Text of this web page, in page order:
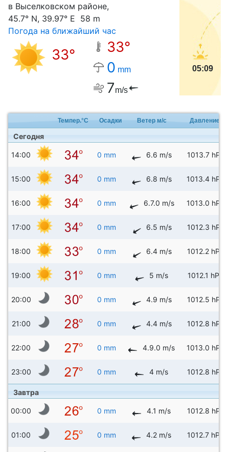
в Выселковском районе,
45.7° N, 39.97° E 58 m
Погода на ближайший час
33°
33°
0 mm
7m/s
05:09
Темпер.°C Осадки Ветер м/с Давление
Сегодня
14:00 0 mm 6.6 m/s 1013.7 hPa
15:00 0 mm 6.8 m/s 1013.4 hPa
16:00 0 mm 6.7.0 m/s 1013.0 hPa
17:00 0 mm 6.5 m/s 1012.3 hPa
18:00 0 mm 6.4 m/s 1012.2 hPa
19:00 0 mm 5 m/s 1012.1 hPa
20:00 0 mm 4.9 m/s 1012.5 hPa
21:00 0 mm 4.4 m/s 1012.8 hPa
22:00 0 mm 4.9.0 m/s 1013.0 hPa
23:00 0 mm 4 m/s 1012.8 hPa
Завтра
00:00 0 mm 4.1 m/s 1012.8 hPa
01:00 0 mm 4.2 m/s 1012.7 hPa